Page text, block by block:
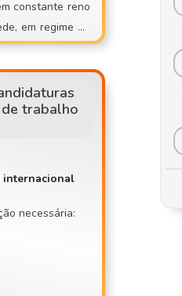
estável! 📞
trabalho
necessária: